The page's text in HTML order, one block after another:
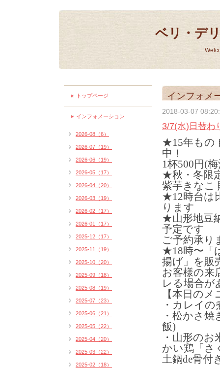
ベリ・デ
インフォメ
2018-03-07
3/7(水)日替わ
★15年もの
中！
1杯500円(
★秋・冬限
紫芋きなこ
★12時台は
ります
★山形地豆
予定です
ご予約承り
★18時〜「
揚げ」を販
お客様の来
レる場合が
【本日の
・カレイ
・松かさ
飯)
・山形の
かい鶏「さ
土鍋de骨付
トップページ
インフォメーション
2026-08（6）
2026-07（19）
2026-06（19）
2026-05（17）
2026-04（20）
2026-03（19）
2026-02（17）
2026-01（17）
2025-12（17）
2025-11（19）
2025-10（20）
2025-09（18）
2025-08（19）
2025-07（23）
2025-06（21）
2025-05（22）
2025-04（20）
2025-03（22）
2025-02（18）